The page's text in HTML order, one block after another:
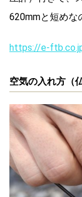
620mmと短めな
https://e-
空気の入れ方（